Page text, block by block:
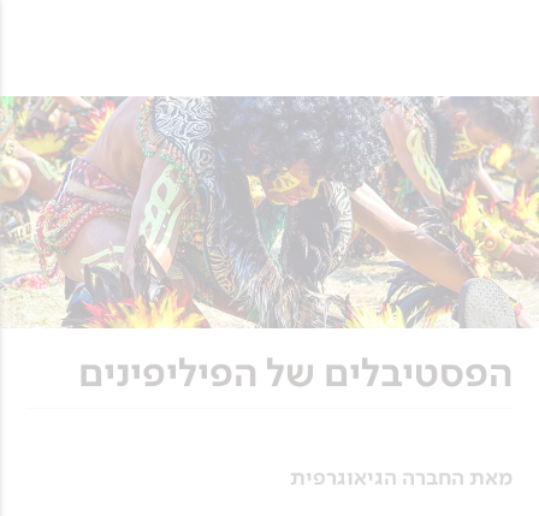
הפסטיבלים של הפיליפינים
מאת החברה הגיאוגרפית